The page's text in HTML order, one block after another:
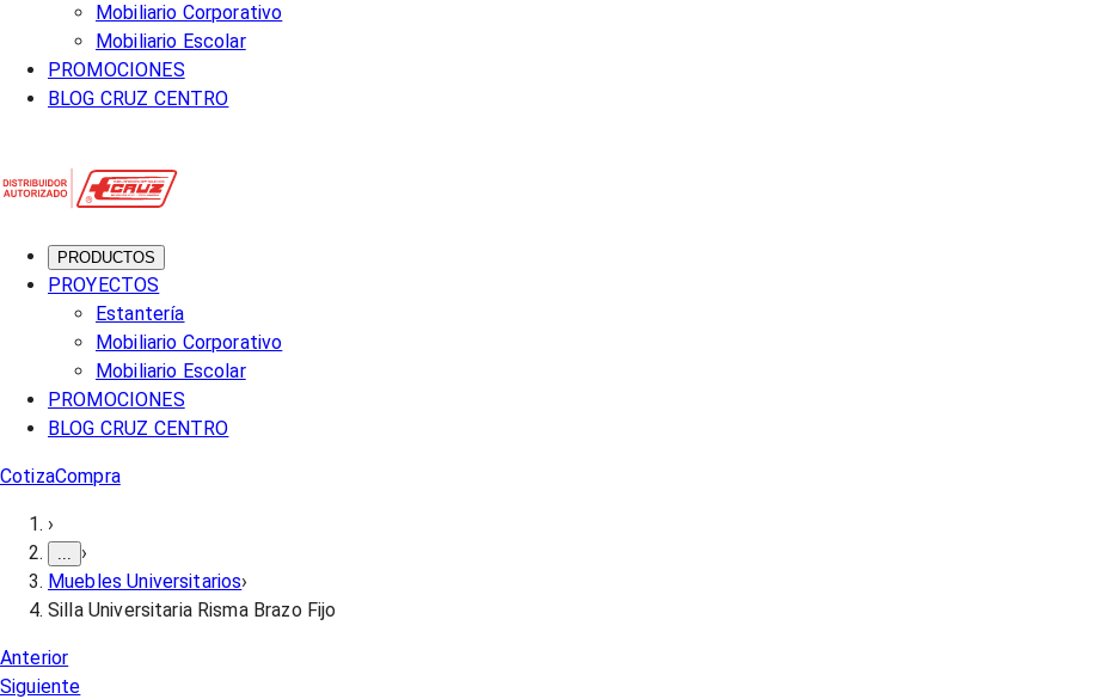
Mobiliario Corporativo
Mobiliario Escolar
PROMOCIONES
BLOG CRUZ CENTRO
PRODUCTOS
PROYECTOS
Estantería
Mobiliario Corporativo
Mobiliario Escolar
PROMOCIONES
BLOG CRUZ CENTRO
CotizaCompra
›
›
Muebles Universitarios›
Silla Universitaria Risma Brazo Fijo
Anterior
Siguiente